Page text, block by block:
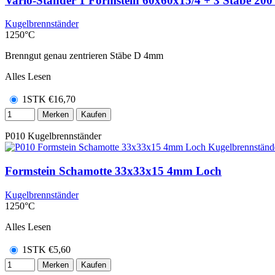
Kugelbrennständer
1250°C
Brenngut genau zentrieren Stäbe D 4mm
Alles Lesen
1STK €16,70
Merken Kaufen
P010 Kugelbrennständer
Formstein Schamotte 33x33x15 4mm Loch
Kugelbrennständer
1250°C
Alles Lesen
1STK €5,60
Merken Kaufen